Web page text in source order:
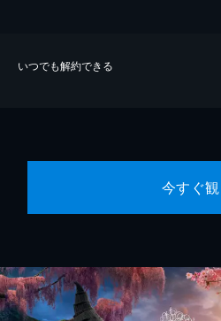
いつでも解約できる
今すぐ